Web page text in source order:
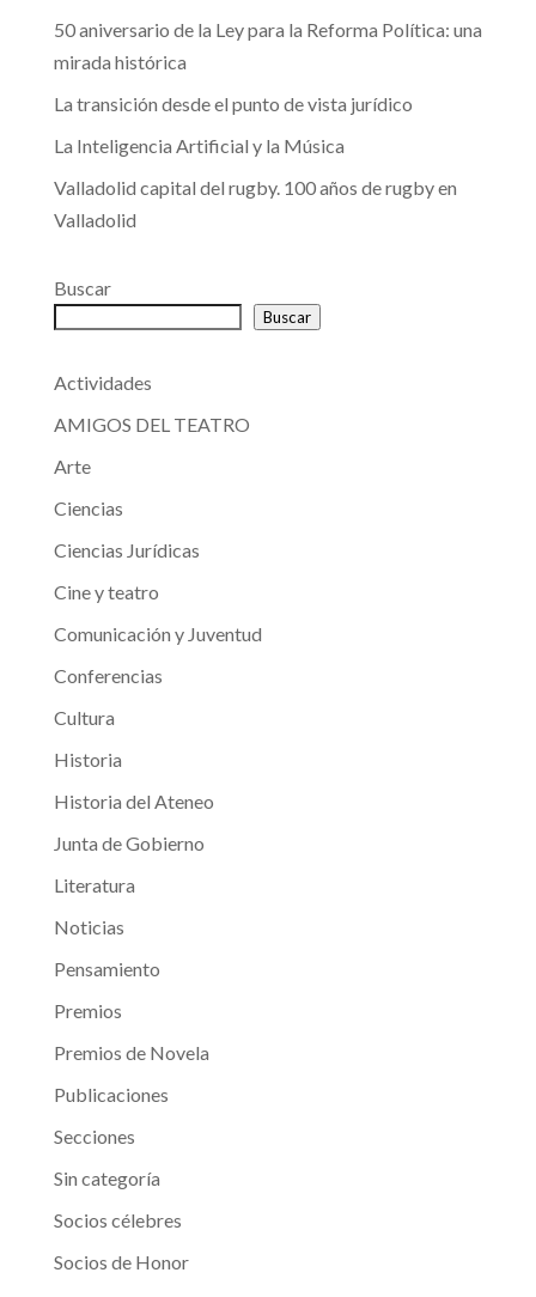
50 aniversario de la Ley para la Reforma Política: una
mirada histórica
La transición desde el punto de vista jurídico
La Inteligencia Artificial y la Música
Valladolid capital del rugby. 100 años de rugby en
Valladolid
Buscar
Buscar
Actividades
AMIGOS DEL TEATRO
Arte
Ciencias
Ciencias Jurídicas
Cine y teatro
Comunicación y Juventud
Conferencias
Cultura
Historia
Historia del Ateneo
Junta de Gobierno
Literatura
Noticias
Pensamiento
Premios
Premios de Novela
Publicaciones
Secciones
Sin categoría
Socios célebres
Socios de Honor